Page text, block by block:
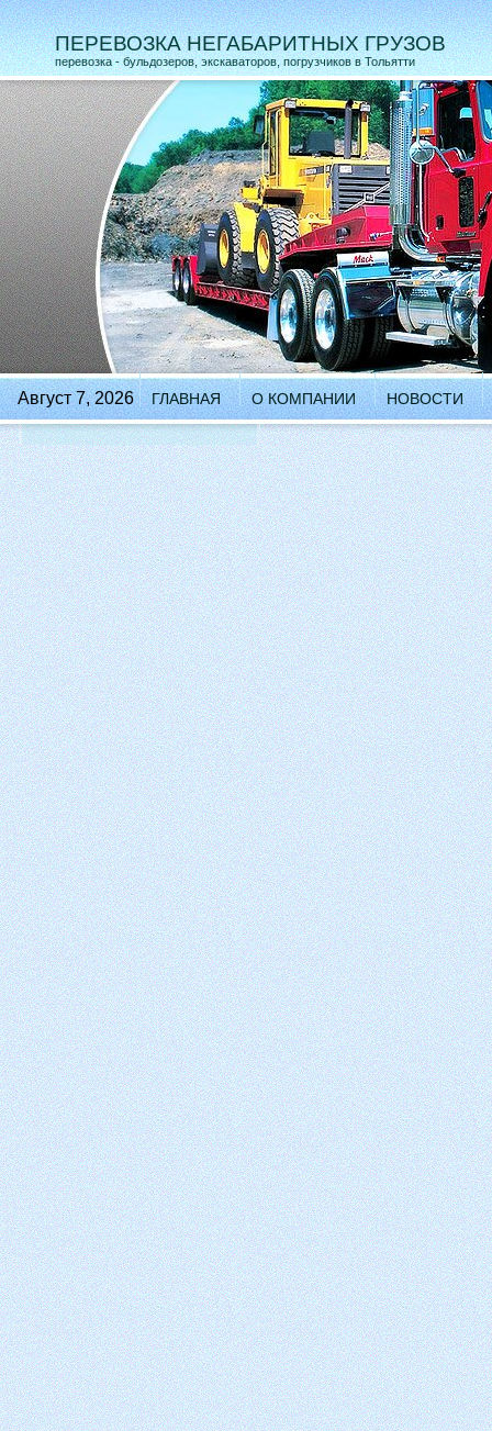
ПЕРЕВОЗКА НЕГАБАРИТНЫХ ГРУЗОВ
перевозка - бульдозеров, экскаваторов, погрузчиков в Тольятти
Август 7, 2026 ГЛАВНАЯ О КОМПАНИИ НОВОСТИ